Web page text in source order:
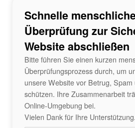
Schnelle
Überprüfung zur
Website abschließen
Bitte führen Sie einen kurzen
Überprüfungsprozess durch, um
unsere Website vor Betrug, Spam
schützen. Ihre Zusammenarbeit
Online-Umgebung bei.
Vielen Dank für Ihre Unterstützung.